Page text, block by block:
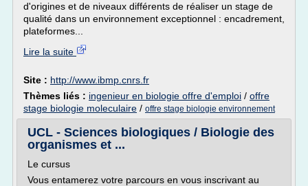
d'origines et de niveaux différents de réaliser un stage de
qualité dans un environnement exceptionnel : encadrement,
plateformes...
Lire la suite
Site : http://www.ibmp.cnrs.fr
Thèmes liés : ingenieur en biologie offre d'emploi / offre
stage biologie moleculaire / offre stage biologie environnement
UCL - Sciences biologiques / Biologie des
organismes et ...
Le cursus
Vous entamerez votre parcours en vous inscrivant au